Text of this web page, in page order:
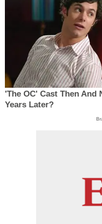
'The OC' Cast Then And
Years Later?